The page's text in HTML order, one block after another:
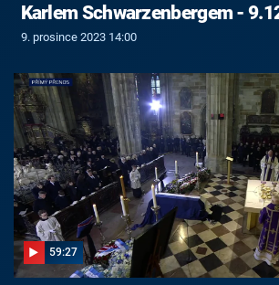
Karlem Schwarzenbergem -
9. prosince 2023 14:00
59:27